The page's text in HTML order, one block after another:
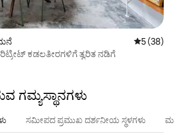
5 ರಲ್ಲಿ 5
5 (38)
ಕಡಲತೀರಗಳಿಗೆ ತ್ವರಿತ ನಡಿಗೆ
ಗಮ್ಯಸ್ಥಾನಗಳು
ಸಮೀಪದ ಪ್ರಮುಖ ದರ್ಶನೀಯ ಸ್ಥಳಗಳು